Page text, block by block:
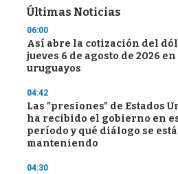
Últimas Noticias
06:00
Así abre la cotización del
jueves 6 de agosto de 2026 en
uruguayos
04:42
Las "presiones" de Estados
ha recibido el gobierno en
período y qué diálogo se está
manteniendo
04:30